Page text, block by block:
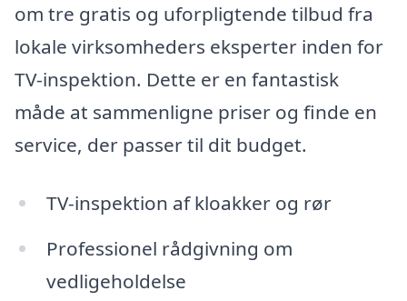
om tre gratis og uforpligtende tilbud fra
lokale virksomheders eksperter inden for
TV-inspektion. Dette er en fantastisk
måde at sammenligne priser og finde en
service, der passer til dit budget.
TV-inspektion af kloakker og rør
Professionel rådgivning om
vedligeholdelse